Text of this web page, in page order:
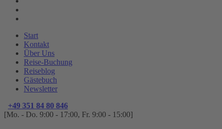
Start
Kontakt
Über Uns
Reise-Buchung
Reiseblog
Gästebuch
Newsletter
+49 351 84 80 846
[Mo. - Do. 9:00 - 17:00, Fr. 9:00 - 15:00]